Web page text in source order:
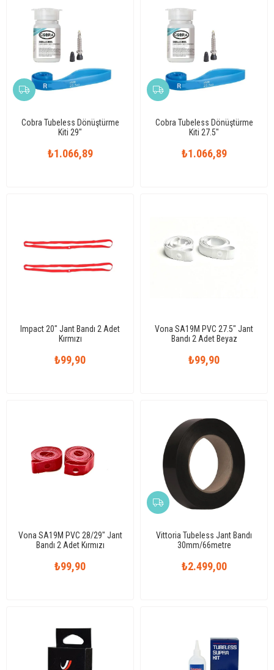
Cobra Tubeless Dönüştürme
Kiti 29"
₺1.066,89
Cobra Tubeless Dönüştürme
Kiti 27.5"
₺1.066,89
Impact 20" Jant Bandı 2 Adet
Kırmızı
₺99,90
Vona SA19M PVC 27.5" Jant
Bandı 2 Adet Beyaz
₺99,90
Vona SA19M PVC 28/29" Jant
Bandı 2 Adet Kırmızı
₺99,90
Vittoria Tubeless Jant Bandı
30mm/66metre
₺2.499,00